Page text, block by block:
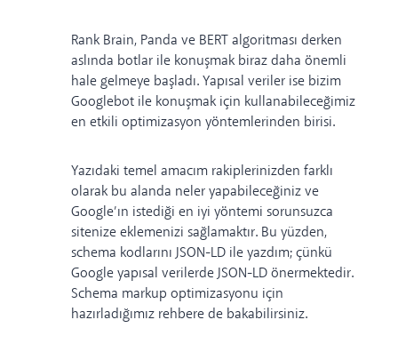
Rank Brain, Panda ve BERT algoritması derken
aslında botlar ile konuşmak biraz daha önemli
hale gelmeye başladı. Yapısal veriler ise bizim
Googlebot ile konuşmak için kullanabileceğimiz
en etkili optimizasyon yöntemlerinden birisi.
Yazıdaki temel amacım rakiplerinizden farklı
olarak bu alanda neler yapabileceğiniz ve
Google’ın istediği en iyi yöntemi sorunsuzca
sitenize eklemenizi sağlamaktır. Bu yüzden,
schema kodlarını JSON-LD ile yazdım; çünkü
Google yapısal verilerde JSON-LDönermektedir.
Schema markup optimizasyonu için
hazırladığımız rehbere de bakabilirsiniz.